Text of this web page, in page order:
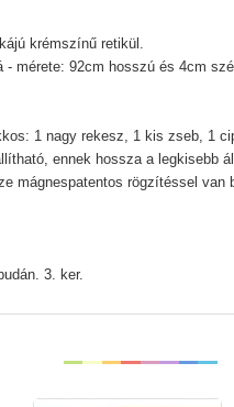
krémszínű retikül.
mérete: 92cm hosszú és 4cm
1 nagy rekesz, 1 kis zseb, 1
ennek hossza a legkisebb
mágnespatentos rögzítéssel van
3. ker.